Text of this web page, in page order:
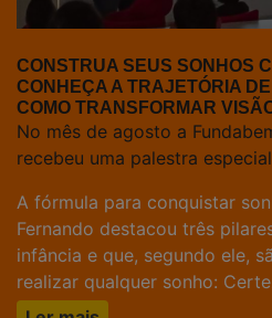
CONSTRUA SEUS SONHOS
CONHEÇA A TRAJETÓRIA
COMO TRANSFORMAR
No mês de agosto a
recebeu uma palestra
A fórmula para conquistar
Fernando destacou três
infância e que, segundo ele,
realizar qualquer sonho: